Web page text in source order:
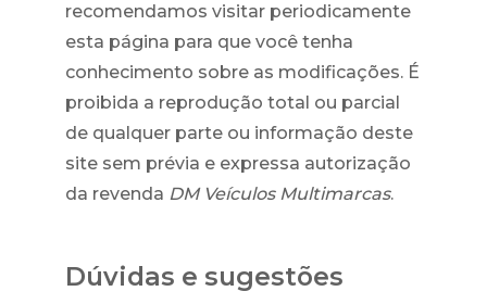
recomendamos visitar periodicamente
esta página para que você tenha
conhecimento sobre as modificações. É
proibida a reprodução total ou parcial
de qualquer parte ou informação deste
site sem prévia e expressa autorização
da revenda DM Veículos Multimarcas.
Dúvidas e sugestões